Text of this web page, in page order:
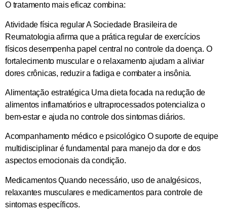
O tratamento mais eficaz combina:
Atividade física regularA Sociedade Brasileira de
Reumatologia afirma que a prática regular de exercícios
físicos desempenha papel central no controle da doença. O
fortalecimento muscular e o relaxamento ajudam a aliviar
dores crônicas, reduzir a fadiga e combater a insônia.
Alimentação estratégica Uma dieta focada na redução de
alimentos inflamatórios e ultraprocessados potencializa o
bem-estar e ajuda no controle dos sintomas diários.
Acompanhamento médico e psicológico O suporte de equipe
multidisciplinar é fundamental para manejo da dor e dos
aspectos emocionais da condição.
MedicamentosQuando necessário, uso de analgésicos,
relaxantes musculares e medicamentos para controle de
sintomas específicos.